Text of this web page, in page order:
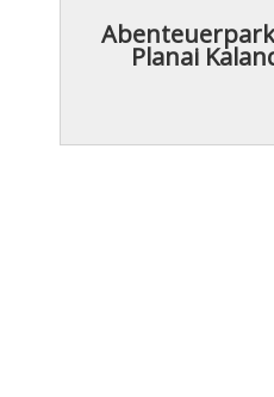
Planai